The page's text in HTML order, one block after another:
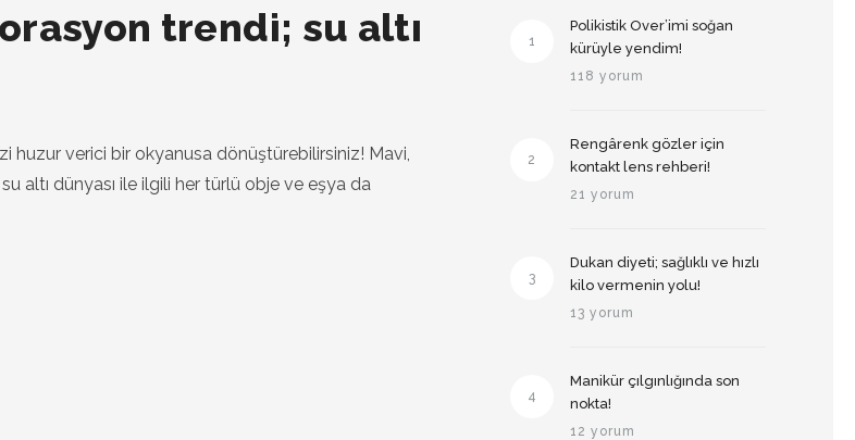
trendi; su altı
huzur verici bir okyanusa dönüştürebilirsiniz! Mavi,
altı dünyası ile ilgili her türlü obje ve eşya da
1
Polikistik Over’imi soğan
kürüyle yendim!
118 yorum
2
Rengârenk gözler için
kontakt lens rehberi!
21 yorum
3
Dukan diyeti; sağlıklı ve hızlı
kilo vermenin yolu!
13 yorum
4
Manikür çılgınlığında son
nokta!
12 yorum